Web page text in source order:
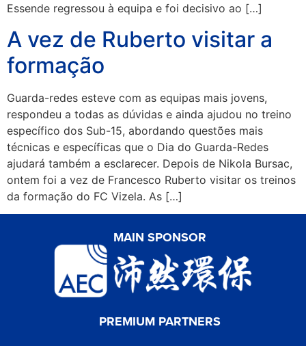
Essende regressou à equipa e foi decisivo ao […]
A vez de Ruberto visitar a
formação
Guarda-redes esteve com as equipas mais jovens,
respondeu a todas as dúvidas e ainda ajudou no treino
específico dos Sub-15, abordando questões mais
técnicas e específicas que o Dia do Guarda-Redes
ajudará também a esclarecer. Depois de Nikola Bursac,
ontem foi a vez de Francesco Ruberto visitar os treinos
da formação do FC Vizela. As […]
MAIN SPONSOR
PREMIUM PARTNERS